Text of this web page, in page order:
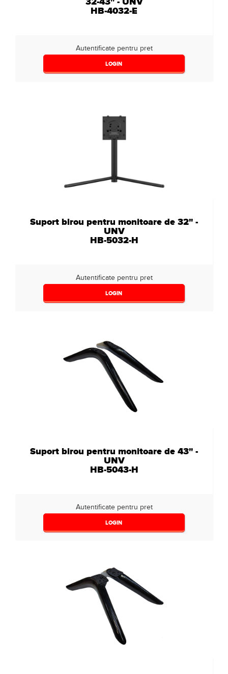
HB-4032-E
Autentificate pentru pret
LOGIN
Suport birou pentru monitoare de 32" -
UNV
HB-5032-H
Autentificate pentru pret
LOGIN
Suport birou pentru monitoare de 43" -
UNV
HB-5043-H
Autentificate pentru pret
LOGIN